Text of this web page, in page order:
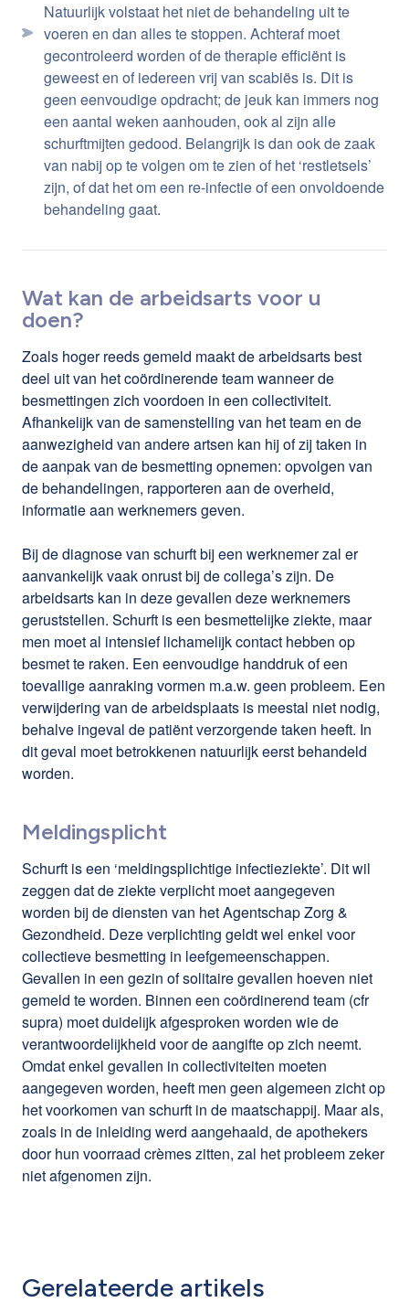
Natuurlijk volstaat het niet de behandeling uit te
voeren en dan alles te stoppen. Achteraf moet
gecontroleerd worden of de therapie efficiënt is
geweest en of iedereen vrij van scabiës is. Dit is
geen eenvoudige opdracht; de jeuk kan immers nog
een aantal weken aanhouden, ook al zijn alle
schurftmijten gedood. Belangrijk is dan ook de zaak
van nabij op te volgen om te zien of het ‘restletsels’
zijn, of dat het om een re-infectie of een onvoldoende
behandeling gaat.
Wat kan de arbeidsarts voor u
doen?
Zoals hoger reeds gemeld maakt de arbeidsarts best
deel uit van het coördinerende team wanneer de
besmettingen zich voordoen in een collectiviteit.
Afhankelijk van de samenstelling van het team en de
aanwezigheid van andere artsen kan hij of zij taken in
de aanpak van de besmetting opnemen: opvolgen van
de behandelingen, rapporteren aan de overheid,
informatie aan werknemers geven.
Bij de diagnose van schurft bij een werknemer zal er
aanvankelijk vaak onrust bij de collega’s zijn. De
arbeidsarts kan in deze gevallen deze werknemers
geruststellen. Schurft is een besmettelijke ziekte, maar
men moet al intensief lichamelijk contact hebben op
besmet te raken. Een eenvoudige handdruk of een
toevallige aanraking vormen m.a.w. geen probleem. Een
verwijdering van de arbeidsplaats is meestal niet nodig,
behalve ingeval de patiënt verzorgende taken heeft. In
dit geval moet betrokkenen natuurlijk eerst behandeld
worden.
Meldingsplicht
Schurft is een ‘meldingsplichtige infectieziekte’. Dit wil
zeggen dat de ziekte verplicht moet aangegeven
worden bij de diensten van het Agentschap Zorg &
Gezondheid. Deze verplichting geldt wel enkel voor
collectieve besmetting in leefgemeenschappen.
Gevallen in een gezin of solitaire gevallen hoeven niet
gemeld te worden. Binnen een coördinerend team (cfr
supra) moet duidelijk afgesproken worden wie de
verantwoordelijkheid voor de aangifte op zich neemt.
Omdat enkel gevallen in collectiviteiten moeten
aangegeven worden, heeft men geen algemeen zicht op
het voorkomen van schurft in de maatschappij. Maar als,
zoals in de inleiding werd aangehaald, de apothekers
door hun voorraad crèmes zitten, zal het probleem zeker
niet afgenomen zijn.
Gerelateerde artikels